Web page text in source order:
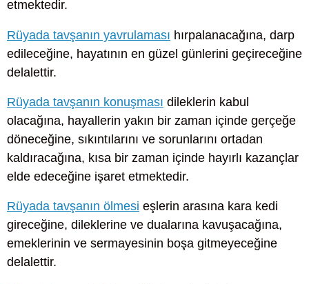
etmektedir.
Rüyada tavşanın yavrulaması hırpalanacağına, darp
edileceğine, hayatının en güzel günlerini geçireceğine
delalettir.
Rüyada tavşanın konuşması dileklerin kabul
olacağına, hayallerin yakın bir zaman içinde gerçeğe
döneceğine, sıkıntılarını ve sorunlarını ortadan
kaldıracağına, kısa bir zaman içinde hayırlı kazançlar
elde edeceğine işaret etmektedir.
Rüyada tavşanın ölmesi eşlerin arasına kara kedi
gireceğine, dileklerine ve dualarına kavuşacağına,
emeklerinin ve sermayesinin boşa gitmeyeceğine
delalettir.